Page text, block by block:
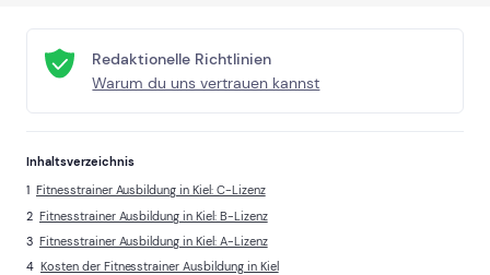
Redaktionelle Richtlinien
Warum du uns vertrauen kannst
Inhaltsverzeichnis
Fitnesstrainer Ausbildung in Kiel: C-Lizenz
Fitnesstrainer Ausbildung in Kiel: B-Lizenz
Fitnesstrainer Ausbildung in Kiel: A-Lizenz
Kosten der Fitnesstrainer Ausbildung in Kiel